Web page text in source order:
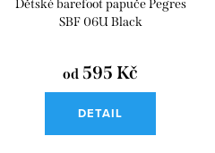
Dětské barefoot papuče Pegres
SBF 06U Black
od 595 Kč
DETAIL